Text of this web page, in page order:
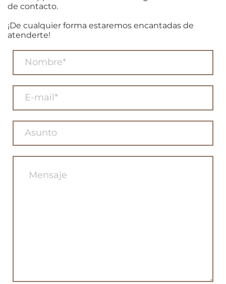
de contacto.
¡De cualquier forma estaremos encantadas de
atenderte!